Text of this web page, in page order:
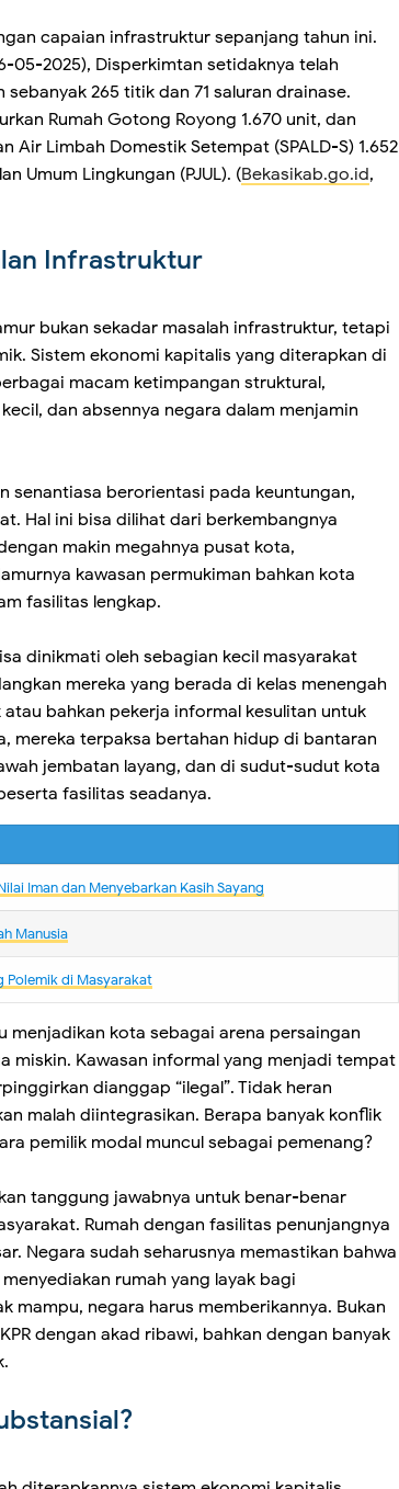
capaian infrastruktur sepanjang tahun ini.
05-2025), Disperkimtan setidaknya telah
265 titik dan 71 saluran drainase.
Rumah Gotong Royong 1.670 unit, dan
Air Limbah Domestik Setempat (SPALD-S) 1.652
Umum Lingkungan (PJUL). (Bekasikab.go.id,
Infrastruktur
bukan sekadar masalah infrastruktur, tetapi
Sistem ekonomi kapitalis yang diterapkan di
macam ketimpangan struktural,
dan absennya negara dalam menjamin
senantiasa berorientasi pada keuntungan,
Hal ini bisa dilihat dari berkembangnya
makin megahnya pusat kota,
kawasan permukiman bahkan kota
fasilitas lengkap.
dinikmati oleh sebagian kecil masyarakat
mereka yang berada di kelas menengah
bahkan pekerja informal kesulitan untuk
mereka terpaksa bertahan hidup di bantaran
jembatan layang, dan di sudut-sudut kota
fasilitas seadanya.
Iman dan Menyebarkan Kasih Sayang
Manusia
Polemik di Masyarakat
menjadikan kota sebagai arena persaingan
miskin. Kawasan informal yang menjadi tempat
dianggap “ilegal”. Tidak heran
malah diintegrasikan. Berapa banyak konflik
pemilik modal muncul sebagai pemenang?
tanggung jawabnya untuk benar-benar
Rumah dengan fasilitas penunjangnya
Negara sudah seharusnya memastikan bahwa
rumah yang layak bagi
mampu, negara harus memberikannya. Bukan
dengan akad ribawi, bahkan dengan banyak